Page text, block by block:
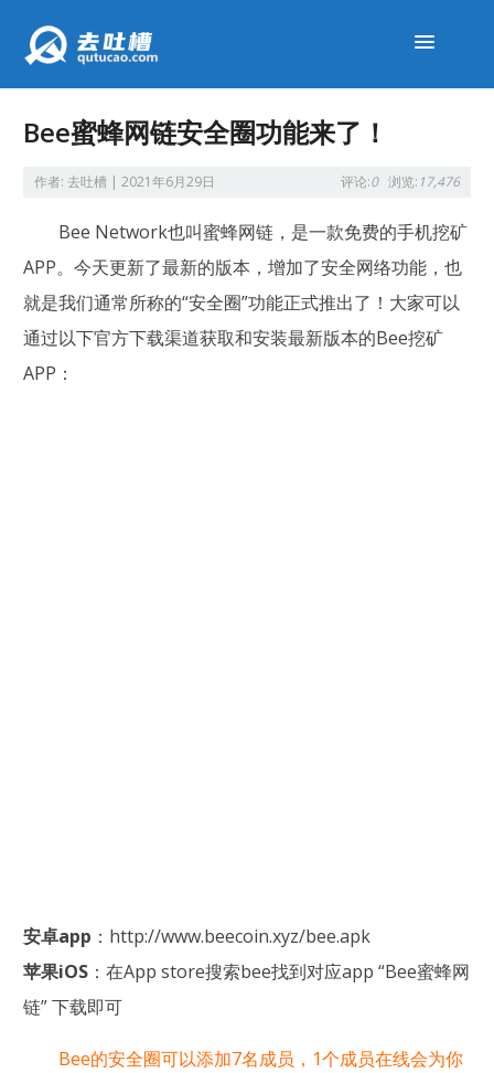
Bee蜜蜂网链安全圈功能来了！
作者:去吐槽 |2021年6月29日 评论:0 浏览: 17,476
Bee Network也叫蜜蜂网链，是一款免费的手机挖矿
APP。今天更新了最新的版本，增加了安全网络功能，也
就是我们通常所称的“安全圈”功能正式推出了！大家可以
通过以下官方下载渠道获取和安装最新版本的Bee挖矿
APP：
安卓app ：http://www.beecoin.xyz/bee.apk
苹果iOS ：在App store搜索bee找到对应app “Bee蜜蜂网
链” 下载即可
Bee的安全圈可以添加7名成员，1个成员在线会为你